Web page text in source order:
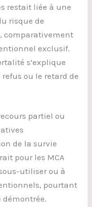
restait liée à une
risque de
comparativement
exclusif.
s’explique
ou le retard de
partiel ou
de la survie
pour les MCA
utiliser ou à
pourtant
démontrée.